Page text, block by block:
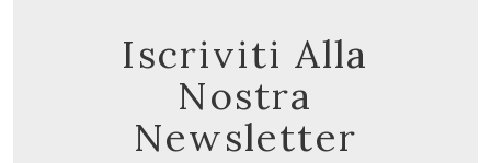
Iscriviti Alla
Nostra
Newsletter